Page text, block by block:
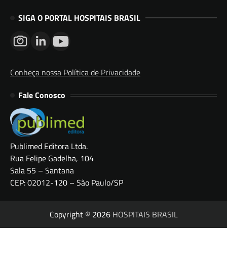
SIGA O PORTAL HOSPITAIS BRASIL
Conheça nossa Política de Privacidade
Fale Conosco
Publimed Editora Ltda.
Rua Felipe Gadelha, 104
Sala 55 – Santana
CEP: 02012-120 – São Paulo/SP
Copyright © 2026 HOSPITAIS BRASIL